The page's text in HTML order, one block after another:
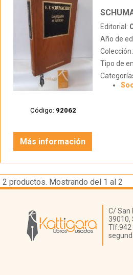
Código: 92062
Editorial:
Año de
Colección:
Tipo de
Más información
2 productos. Mostrando del 1 al 2
Librería Kattigara
C/ San
39010,
Tlf:942